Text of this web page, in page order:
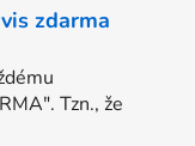
zdarma
Tzn., že